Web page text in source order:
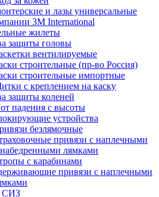
и лазы универсальные
3М International
жилеты
защиты головы
вентилируемые
строительные (пр-во Россия)
строительные импортные
с креплением на каску
защиты коленей
падения с высоты
устройства
безлямочные
привязи с наплечными
лямками
с карабинами
привязи с наплечными
СИЗ